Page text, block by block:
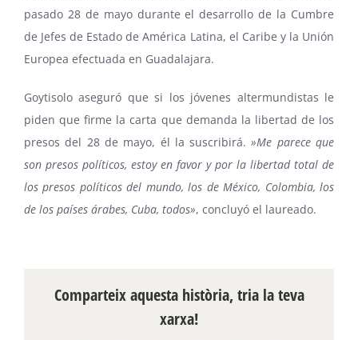
pasado 28 de mayo durante el desarrollo de la Cumbre
de Jefes de Estado de América Latina, el Caribe y la Unión
Europea efectuada en Guadalajara.
Goytisolo aseguró que si los jóvenes altermundistas le
piden que firme la carta que demanda la libertad de los
presos del 28 de mayo, él la suscribirá.»Me parece que
son presos políticos, estoy en favor y por la libertad total de
los presos políticos del mundo, los de México, Colombia, los
de los países árabes, Cuba, todos», concluyó el laureado.
Comparteix aquesta història, tria la teva
xarxa!